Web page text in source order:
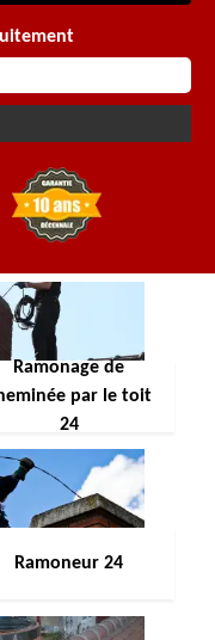
Ramonage de
par le toit
24
Ramoneur 24